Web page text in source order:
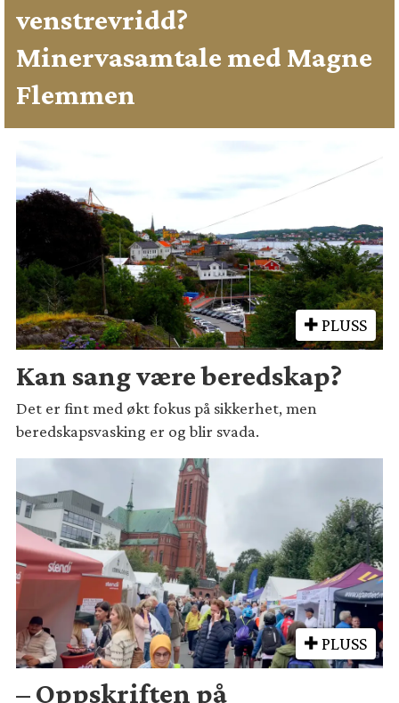
venstrevridd?
Minervasamtale med Magne
Flemmen
PLUSS
Kan sang være beredskap?
Det er fint med økt fokus på sikkerhet, men
beredskapsvasking er og blir svada.
PLUSS
– Oppskriften på